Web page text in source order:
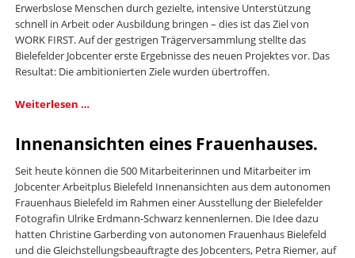
Erwerbslose Menschen durch gezielte, intensive Unterstützung
schnell in Arbeit oder Ausbildung bringen – dies ist das Ziel von
WORK FIRST. Auf der gestrigen Trägerversammlung stellte das
Bielefelder Jobcenter erste Ergebnisse des neuen Projektes vor. Das
Resultat: Die ambitionierten Ziele wurden übertroffen.
Weiterlesen …WORK
Innenansichten eines Frauenhauses.
Seit heute können die 500 Mitarbeiterinnen und Mitarbeiter im
Jobcenter Arbeitplus Bielefeld Innenansichten aus dem autonomen
Frauenhaus Bielefeld im Rahmen einer Ausstellung der Bielefelder
Fotografin Ulrike Erdmann-Schwarz kennenlernen. Die Idee dazu
hatten Christine Garberding von autonomen Frauenhaus Bielefeld
und die Gleichstellungsbeauftragte des Jobcenters, Petra Riemer, auf